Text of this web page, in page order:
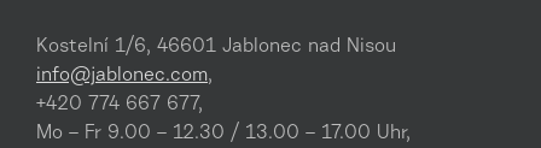
Kostelní 1/6, 46601 Jablonec nad Nisou
info@jablonec.com,
+420 774 667 677,
Mo – Fr 9.00 – 12.30 / 13.00 – 17.00 Uhr,